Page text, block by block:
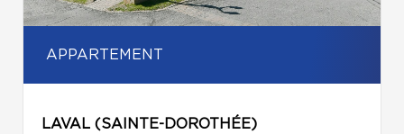
APPARTEMENT
LAVAL (SAINTE-DOROTHÉE)